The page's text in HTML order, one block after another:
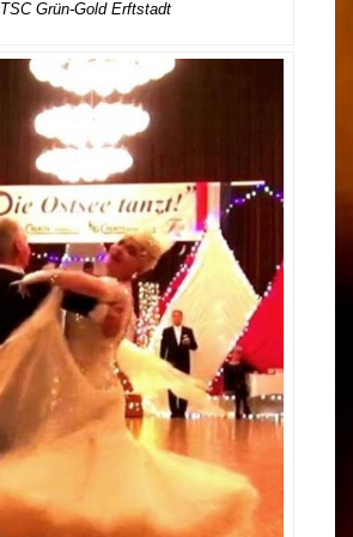
TSC Grün-Gold Erftstadt